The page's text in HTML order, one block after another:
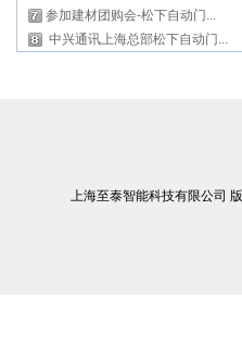
参加建材团购会-松下自动门...
中兴通讯上海总部松下自动门...
上海至泰智能科技有限公司